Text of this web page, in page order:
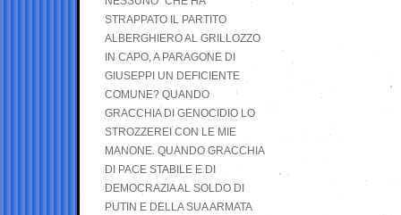
STRAPPATO IL PARTITO
ALBERGHIERO AL GRILLOZZO
IN CAPO, A PARAGONE DI
GIUSEPPI UN DEFICIENTE
COMUNE? QUANDO
GRACCHIA DI GENOCIDIO LO
STROZZEREI CON LE MIE
MANONE. QUANDO GRACCHIA
DI PACE STABILE E DI
DEMOCRAZIA AL SOLDO DI
PUTIN E DELLA SUA ARMATA